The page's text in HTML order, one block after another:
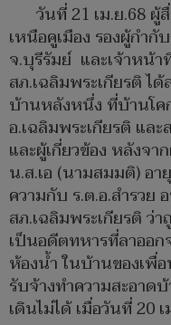
วันที่ 21 เม.ย.68
เหนือคูเมือง รองผู้กำกั
จ.บุรีรัมย์ และเจ้าหน้
สภ.เฉลิมพระเกียรติ ไ
บ้านหลังหนึ่ง ที่บ้านโค
อ.เฉลิมพระเกียรติ แล
และผู้เกี่ยวข้อง หลังจ
น.ส.เอ (นามสมมติ) อ
ความกับ ร.ต.อ.สำรวย
สภ.เฉลิมพระเกียรติ ว่
เป็นอดีตทหารที่ลาออก
ห้องน้ำ ในบ้านของเพื่
รับจ้างทำความสะอา
เดินไม่ได้ เมื่อวันที่ 20